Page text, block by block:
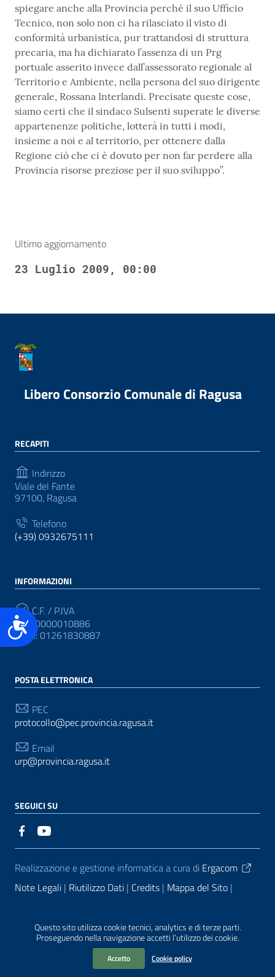
Accessibilità
Questo sito utilizza cookie tecnici, analytics e di terze parti.
Proseguendo nella navigazione accetti l’utilizzo dei cookie.
Accetto Cookie policy
spiegare anche alla Provincia perché il suo Ufficio
Tecnico, non solo non ci ha rilasciato il visto di
conformità urbanistica, pur trattandosi di struttura
precaria, ma ha dichiarato l’assenza di un Prg
portuale asserito invece dall’assessorato regionale al
Territorio e Ambiente, nella persona del suo dirigente
generale, Rossana Interlandi. Precisate queste cose,
siamo certi che il sindaco Sulsenti superate le diverse
appartenenze politiche, lotterà in tutti i modi,
insieme a noi e al territorio, per ottenere dalla
Regione ciò che ci è dovuto per non far perdere alla
Provincia risorse preziose per il suo sviluppo”.
Ultimo aggiornamento
23 Luglio 2009, 00:00
Libero Consorzio Comunale di Ragusa
RECAPITI
Indirizzo
Viale del Fante
97100, Ragusa
Telefono
(+39) 0932675111
INFORMAZIONI
C.F. / P.IVA
CF: 80000010886
P.IVA: 01261830887
POSTA ELETTRONICA
PEC
protocollo@pec.provincia.ragusa.it
Email
urp@provincia.ragusa.it
SEGUICI SU
Sezione Link Utili
Realizzazione e gestione informatica a cura di Ergacom
Note Legali Riutilizzo Dati Credits Mappa del Sito
Segnalazioni Statistiche accessi Dichiarazione di
Accessibilità